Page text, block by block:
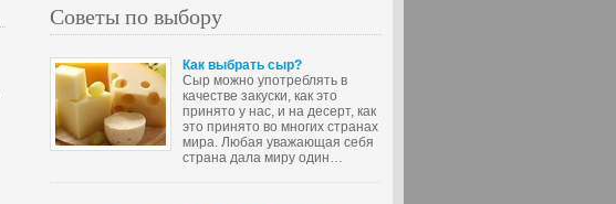
Советы по выбору
Как выбрать сыр?
Сыр можно употреблять в
качестве закуски, как это
принято у нас, и на десерт, как
это принято во многих странах
мира. Любая уважающая себя
страна дала миру один…